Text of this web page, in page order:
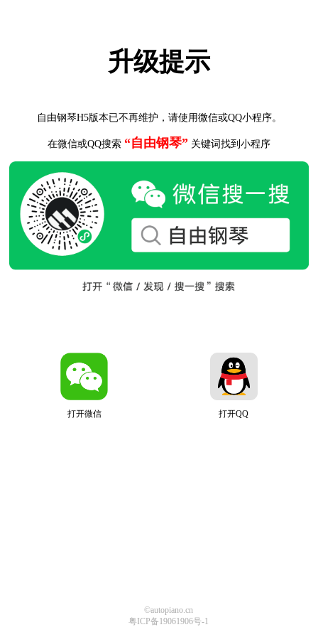
升级提示
自由钢琴H5版本已不再维护，请使用微信或QQ小程序。
在微信或QQ搜索 “自由钢琴” 关键词找到小程序
打开微信 打开QQ
©autopiano.cn
粤ICP备19061906号-1